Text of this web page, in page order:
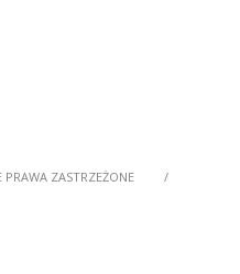
ZASTRZEŻONE /